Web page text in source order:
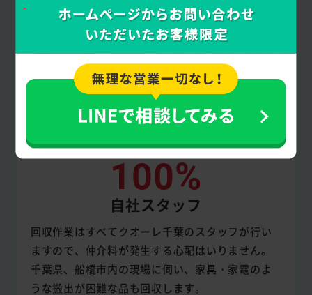
100%
自社スタッフ
回収作業はすべてクオーレ千葉のスタッフが行い
ますので、仲介料が発生する心配はいりません。
千葉県、船橋市内の現場に伺い、家具・家電のよ
うな搬出が困難な品も回収します。